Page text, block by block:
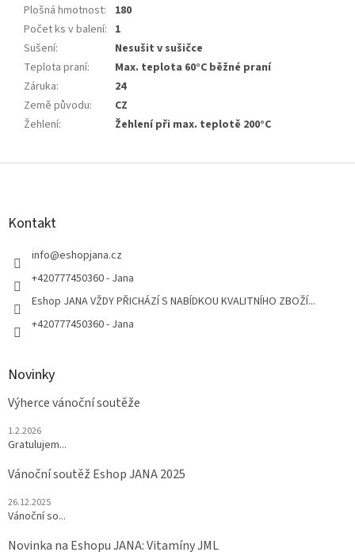
Plošná hmotnost:
180
Počet ks v balení: 1
Sušení:
Nesušit v sušičce
Teplota praní:
Max. teplota 60°C běžné praní
Záruka:
24
Země původu:
CZ
Žehlení: Žehlení při max. teplotě 200°C
Z
Kontakt
info@eshopjana.cz
+420777450360 - Jana
Eshop JANA VŽDY PŘICHÁZÍ S NABÍDKOU KVALITNÍHO ZBOŽÍ...
+420777450360 - Jana
Novinky
Výherce vánoční soutěže
1.2.2026
Gratulujem...
Vánoční soutěž Eshop JANA 2025
26.12.2025
Vánoční so...
Novinka na Eshopu JANA: Vitamíny JML